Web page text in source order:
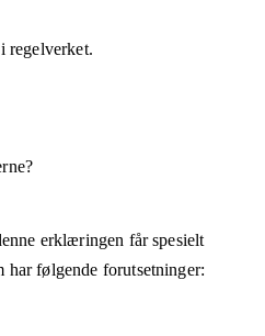
regelverket.
erklæringen får spesielt
har følgende forutsetninger: